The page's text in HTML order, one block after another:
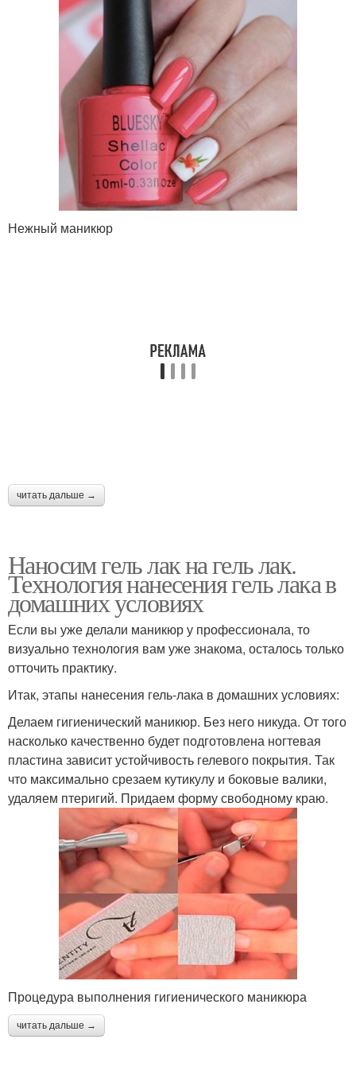
Нежный маникюр
читать дальше →
Наносим гель лак на гель лак.
Технология нанесения гель лака в
домашних условиях
Если вы уже делали маникюр у профессионала, то
визуально технология вам уже знакома, осталось только
отточить практику.
Итак, этапы нанесения гель-лака в домашних условиях:
Делаем гигиенический маникюр. Без него никуда. От того
насколько качественно будет подготовлена ногтевая
пластина зависит устойчивость гелевого покрытия. Так
что максимально срезаем кутикулу и боковые валики,
удаляем птеригий. Придаем форму свободному краю.
Процедура выполнения гигиенического маникюра
читать дальше →